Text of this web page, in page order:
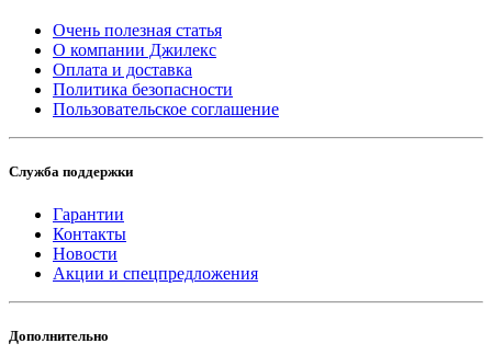
Очень полезная статья
О компании Джилекс
Оплата и доставка
Политика безопасности
Пользовательское соглашение
Служба поддержки
Гарантии
Контакты
Новости
Акции и спецпредложения
Дополнительно